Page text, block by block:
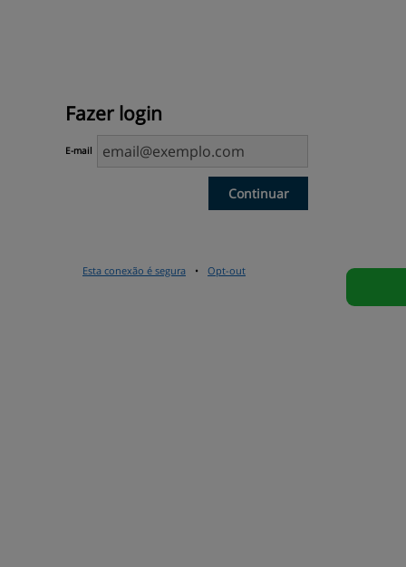
Fazer login
E-mail
Continuar
Esta conexão é segura • Opt-out